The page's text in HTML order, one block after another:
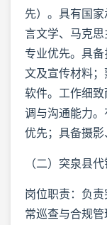
先）。具有国
言文学、马克
专业优先。具
文及宣传材料
软件。工作细
调与沟通能力
优先；具备摄影
（二）突泉县
岗位职责：负
常巡查与合规管